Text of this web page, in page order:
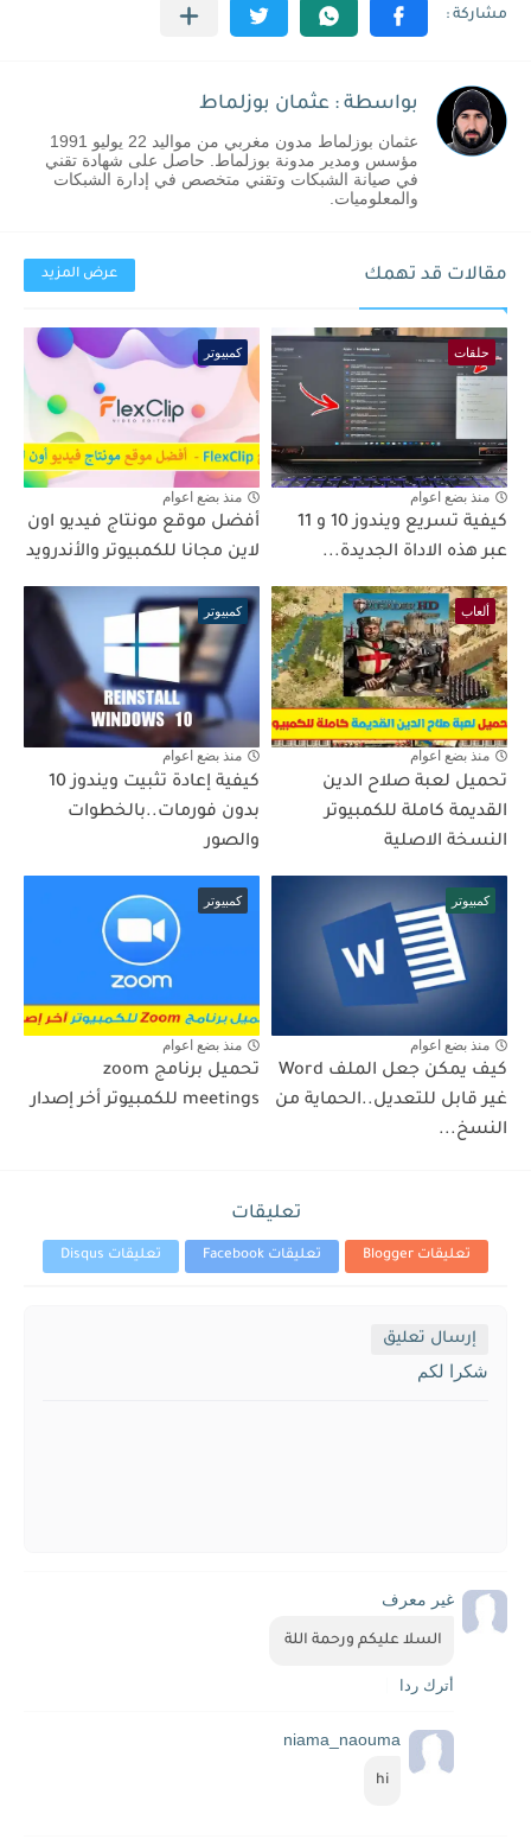
بواسطة : عثمان بوزلماط
عثمان بوزلماط مدون مغربي من مواليد 22 يوليو 1991
مؤسس ومدير مدونة بوزلماط. حاصل على شهادة تقني
في صيانة الشبكات وتقني متخصص في إدارة الشبكات
والمعلوميات.
مقالات قد تهمك عرض المزيد
حلقات
منذ بضع اعوام
كيفية تسريع ويندوز 10 و 11
عبر هذه الاداة الجديدة...
كمبيوتر
منذ بضع اعوام
أفضل موقع مونتاج فيديو اون
لاين مجانا للكمبيوتر والأندرويد
ألعاب
منذ بضع اعوام
تحميل لعبة صلاح الدين
القديمة كاملة للكمبيوتر
النسخة الاصلية
كمبيوتر
منذ بضع اعوام
كيفية إعادة تثبيت ويندوز 10
بدون فورمات..بالخطوات
والصور
كمبيوتر
منذ بضع اعوام
كيف يمكن جعل الملف Word
غير قابل للتعديل..الحماية من
النسخ...
كمبيوتر
منذ بضع اعوام
تحميل برنامج zoom
meetings للكمبيوتر أخر إصدار
تعليقات
تعليقات Blogger تعليقات Facebook تعليقات Disqus
إرسال تعليق
شكرا لكم
غير معرف
السلا عليكم ورحمة اللة
أترك ردا
niama_naouma
hi